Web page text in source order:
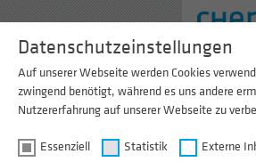
Datenschutzeinstellungen
Auf unserer Webseite werden Cookies
zwingend benötigt, während es uns andere
Nutzererfahrung auf unserer Webseite zu
Essenziell Statistik Externe